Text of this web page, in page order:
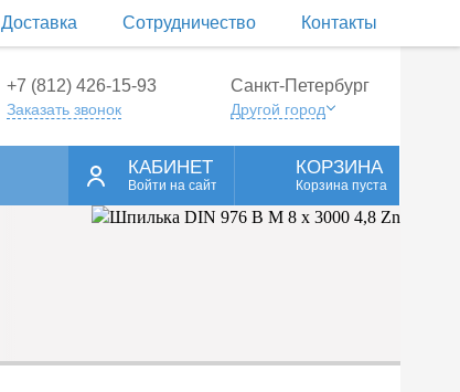
Доставка Сотрудничество Контакты
+7 (812) 426-15-93
Заказать звонок
Санкт-Петербург
Другой город
КАБИНЕТ
Войти на сайт
КОРЗИНА
Корзина пуста